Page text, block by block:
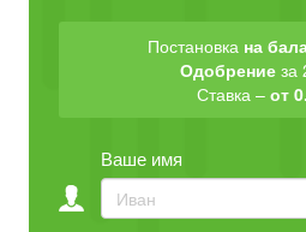
Постановка на
Одобрение за
Ставка – от
Ваше имя